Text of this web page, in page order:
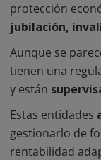
protección
jubilación,
Aunque se
tienen una
y están
Estas entidades
gestionarlo de
rentabilidad